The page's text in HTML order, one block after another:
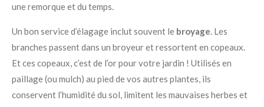
une remorque et du temps.
Un bon service d’élagage inclut souvent le broyage . Les
branches passent dans un broyeur et ressortent en copeaux.
Et ces copeaux, c’est de l’or pour votre jardin ! Utilisés en
paillage (ou mulch) au pied de vos autres plantes, ils
conservent l’humidité du sol, limitent les mauvaises herbes et